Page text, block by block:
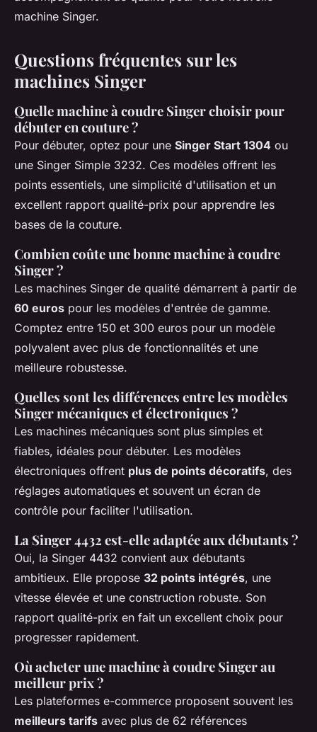
machine Singer.
Questions fréquentes sur les
machines Singer
Quelle machine à coudre Singer choisir pour
débuter en couture ?
Pour débuter, optez pour une Singer Start 1304 ou
une Singer Simple 3232. Ces modèles offrent les
points essentiels, une simplicité d'utilisation et un
excellent rapport qualité-prix pour apprendre les
bases de la couture.
Combien coûte une bonne machine à coudre
Singer ?
Les machines Singer de qualité démarrent à partir de
60 euros pour les modèles d'entrée de gamme.
Comptez entre 150 et 300 euros pour un modèle
polyvalent avec plus de fonctionnalités et une
meilleure robustesse.
Quelles sont les différences entre les modèles
Singer mécaniques et électroniques ?
Les machines mécaniques sont plus simples et
fiables, idéales pour débuter. Les modèles
électroniques offrent plus de points décoratifs, des
réglages automatiques et souvent un écran de
contrôle pour faciliter l'utilisation.
La Singer 4432 est-elle adaptée aux débutants ?
Oui, la Singer 4432 convient aux débutants
ambitieux. Elle propose 32 points intégrés, une
vitesse élevée et une construction robuste. Son
rapport qualité-prix en fait un excellent choix pour
progresser rapidement.
Où acheter une machine à coudre Singer au
meilleur prix ?
Les plateformes e-commerce proposent souvent les
meilleurs tarifs avec plus de 62 références